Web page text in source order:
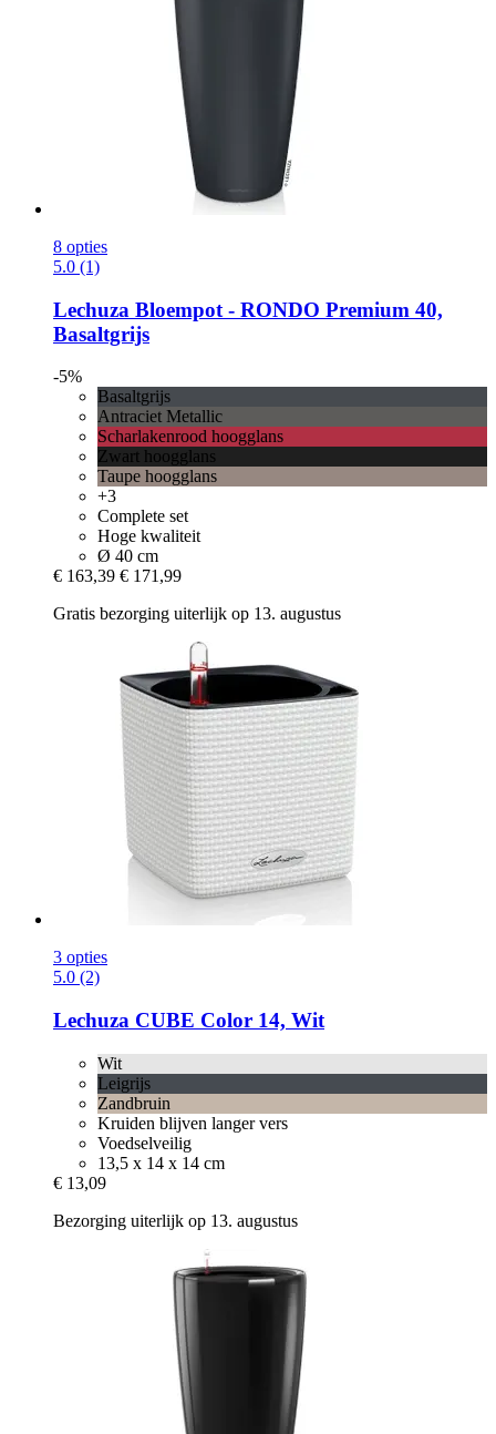
8 opties
5.0 (1)
Lechuza Bloempot -​ RONDO Premium 40,
Basaltgrijs
-5%
Basaltgrijs
Antraciet Metallic
Scharlakenrood hoogglans
Zwart hoogglans
Taupe hoogglans
+3
Complete set
Hoge kwaliteit
Ø 40 cm
€ 163,39 € 171,99
Gratis bezorging uiterlijk op 13. augustus
3 opties
5.0 (2)
Lechuza CUBE Color 14, Wit
Wit
Leigrijs
Zandbruin
Kruiden blijven langer vers
Voedselveilig
13,5 x 14 x 14 cm
€ 13,09
Bezorging uiterlijk op 13. augustus